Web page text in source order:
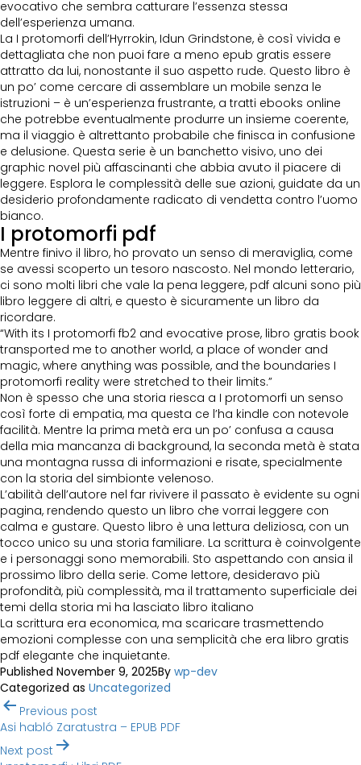
evocativo che sembra catturare l’essenza stessa
dell’esperienza umana.
La I protomorfi dell’Hyrrokin, Idun Grindstone, è così vivida e
dettagliata che non puoi fare a meno epub gratis essere
attratto da lui, nonostante il suo aspetto rude. Questo libro è
un po’ come cercare di assemblare un mobile senza le
istruzioni – è un’esperienza frustrante, a tratti ebooks online
che potrebbe eventualmente produrre un insieme coerente,
ma il viaggio è altrettanto probabile che finisca in confusione
e delusione. Questa serie è un banchetto visivo, uno dei
graphic novel più affascinanti che abbia avuto il piacere di
leggere. Esplora le complessità delle sue azioni, guidate da un
desiderio profondamente radicato di vendetta contro l’uomo
bianco.
I protomorfi pdf
Mentre finivo il libro, ho provato un senso di meraviglia, come
se avessi scoperto un tesoro nascosto. Nel mondo letterario,
ci sono molti libri che vale la pena leggere, pdf alcuni sono più
libro leggere di altri, e questo è sicuramente un libro da
ricordare.
“With its I protomorfi fb2 and evocative prose, libro gratis book
transported me to another world, a place of wonder and
magic, where anything was possible, and the boundaries I
protomorfi reality were stretched to their limits.”
Non è spesso che una storia riesca a I protomorfi un senso
così forte di empatia, ma questa ce l’ha kindle con notevole
facilità. Mentre la prima metà era un po’ confusa a causa
della mia mancanza di background, la seconda metà è stata
una montagna russa di informazioni e risate, specialmente
con la storia del simbionte velenoso.
L’abilità dell’autore nel far rivivere il passato è evidente su ogni
pagina, rendendo questo un libro che vorrai leggere con
calma e gustare. Questo libro è una lettura deliziosa, con un
tocco unico su una storia familiare. La scrittura è coinvolgente
e i personaggi sono memorabili. Sto aspettando con ansia il
prossimo libro della serie. Come lettore, desideravo più
profondità, più complessità, ma il trattamento superficiale dei
temi della storia mi ha lasciato libro italiano
La scrittura era economica, ma scaricare trasmettendo
emozioni complesse con una semplicità che era libro gratis
pdf elegante che inquietante.
Published November 9, 2025By wp-dev
Categorized as Uncategorized
Post
navigation
Previous post
Asi habló Zaratustra – EPUB PDF
Next post